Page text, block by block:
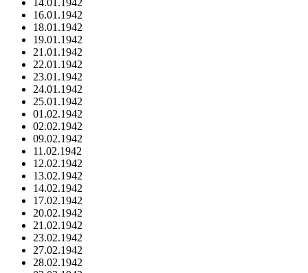
14.01.1942
16.01.1942
18.01.1942
19.01.1942
21.01.1942
22.01.1942
23.01.1942
24.01.1942
25.01.1942
01.02.1942
02.02.1942
09.02.1942
11.02.1942
12.02.1942
13.02.1942
14.02.1942
17.02.1942
20.02.1942
21.02.1942
23.02.1942
27.02.1942
28.02.1942